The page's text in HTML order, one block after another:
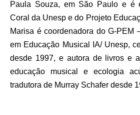
Paula Souza, em São Paulo e é
Coral da Unesp e do Projeto
Marisa é coordenadora do G-PEM
em Educação Musical IA/ Unesp,
desde 1997, e autora de livros e
educação musical e ecologia
tradutora de Murray Schafer desde